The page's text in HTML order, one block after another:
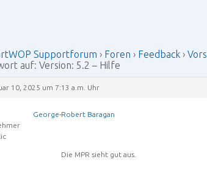
Supportforum › Foren › Feedback ›
auf: Version: 5.2 – Hilfe
10, 2025 um 7:13 a.m. Uhr
George-Robert Baragan
Die MPR sieht gut aus.